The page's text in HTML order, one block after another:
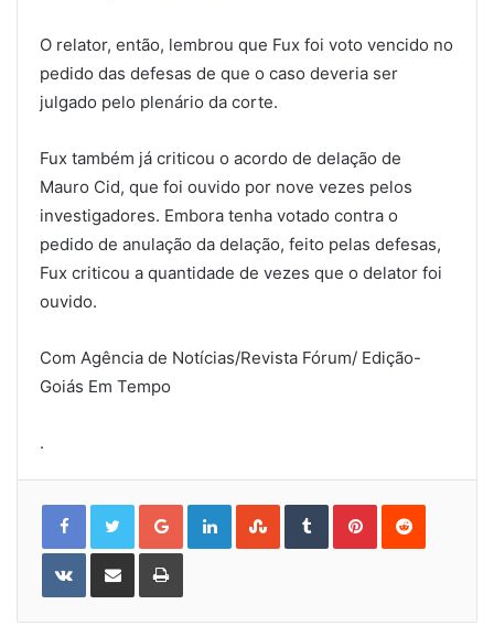
O relator, então, lembrou que Fux foi voto vencido no
pedido das defesas de que o caso deveria ser
julgado pelo plenário da corte.
Fux também já criticou o acordo de delação de
Mauro Cid, que foi ouvido por nove vezes pelos
investigadores. Embora tenha votado contra o
pedido de anulação da delação, feito pelas defesas,
Fux criticou a quantidade de vezes que o delator foi
ouvido.
Com Agência de Notícias/Revista Fórum/ Edição-
Goiás Em Tempo
.
Google+LinkedInStumbleUpon
TumblrPinterestReddit
VKontakteShare
Email
Print